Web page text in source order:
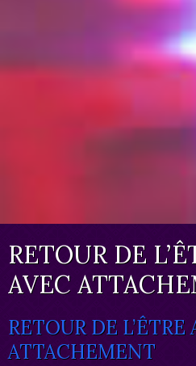
RETOUR DE
AVEC
RETOUR DE
ATTACHEMENT